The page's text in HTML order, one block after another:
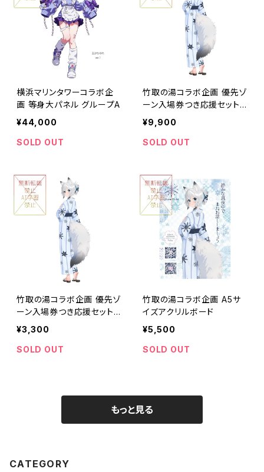
横浜マリンタワーコラボ企
画 等身大パネル グループA
¥44,000
SOLD OUT
竹取の湯コラボ企画 優先ゾ
ーン入場券つき応援セット
9,900円
¥9,900
SOLD OUT
竹取の湯コラボ企画 優先ゾ
ーン入場券つき応援セット
3,300円
¥3,300
SOLD OUT
竹取の湯コラボ企画 A5サ
イズアクリルボード
¥5,500
SOLD OUT
もっと見る
CATEGORY